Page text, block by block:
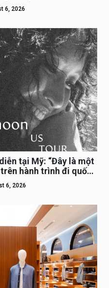
6, 2026
tại Mỹ: “Đây là một
hành trình đi quốc
6, 2026